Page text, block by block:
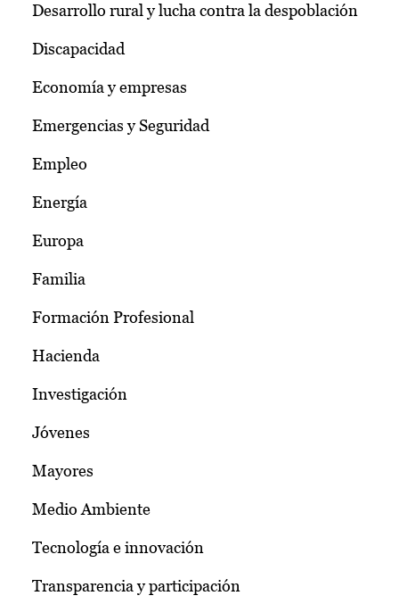
Desarrollo rural y lucha contra la despoblación
Discapacidad
Economía y empresas
Emergencias y Seguridad
Empleo
Energía
Europa
Familia
Formación Profesional
Hacienda
Investigación
Jóvenes
Mayores
Medio Ambiente
Tecnología e innovación
Transparencia y participación